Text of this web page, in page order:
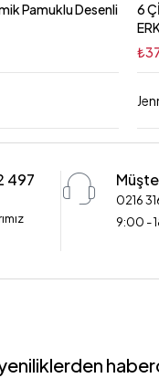
Pamuklu Desenli
6
₺
497
0216
9:00 -